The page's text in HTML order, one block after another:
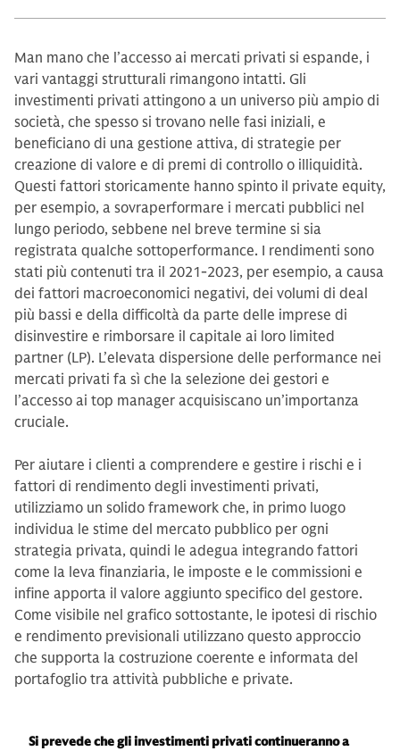
Man mano che l’accesso ai mercati privati si espande, i
vari vantaggi strutturali rimangono intatti. Gli
investimenti privati attingono a un universo più ampio di
società, che spesso si trovano nelle fasi iniziali, e
beneficiano di una gestione attiva, di strategie per
creazione di valore e di premi di controllo o illiquidità.
Questi fattori storicamente hanno spinto il private equity,
per esempio, a sovraperformare i mercati pubblici nel
lungo periodo, sebbene nel breve termine si sia
registrata qualche sottoperformance. I rendimenti sono
stati più contenuti tra il 2021-2023, per esempio, a causa
dei fattori macroeconomici negativi, dei volumi di deal
più bassi e della difficoltà da parte delle imprese di
disinvestire e rimborsare il capitale ai loro limited
partner (LP). L’elevata dispersione delle performance nei
mercati privati fa sì che la selezione dei gestori e
l’accesso ai top manager acquisiscano un’importanza
cruciale.
Per aiutare i clienti a comprendere e gestire i rischi e i
fattori di rendimento degli investimenti privati,
utilizziamo un solido framework che, in primo luogo
individua le stime del mercato pubblico per ogni
strategia privata, quindi le adegua integrando fattori
come la leva finanziaria, le imposte e le commissioni e
infine apporta il valore aggiunto specifico del gestore.
Come visibile nel grafico sottostante, le ipotesi di rischio
e rendimento previsionali utilizzano questo approccio
che supporta la costruzione coerente e informata del
portafoglio tra attività pubbliche e private.
Si prevede che gli investimenti privati continueranno a